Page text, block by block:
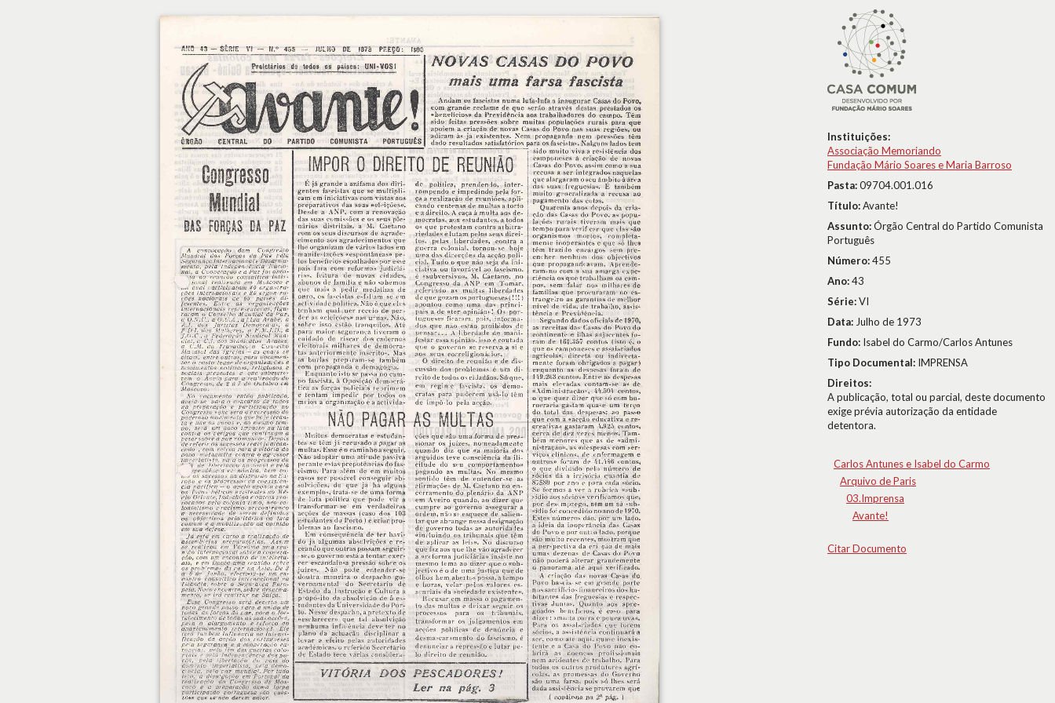
Instituições:
Associação Memoriando
Fundação Mário Soares e Maria Barroso
Pasta:09704.001.016
Título:Avante!
Assunto:Órgão Central do Partido Comunista
Português
Número:455
Ano:43
Série:VI
Data: Julho de 1973
Fundo: Isabel do Carmo/Carlos Antunes
Tipo Documental: IMPRENSA
Direitos:
A publicação, total ou parcial, deste documento
exige prévia autorização da entidade
detentora.
Carlos Antunes e Isabel do Carmo
Arquivo de Paris
03.Imprensa
Avante!
Citar Documento